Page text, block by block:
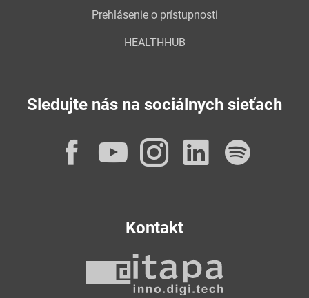
Prehlásenie o prístupnosti
HEALTHHUB
Sledujte nás na sociálnych sieťach
Facebook
YouTube
Instagram
Kontakt